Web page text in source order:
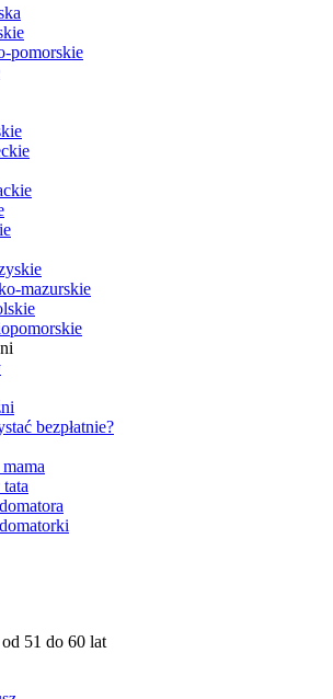
pomorskie
mazurskie
bezpłatnie?
51 do 60 lat